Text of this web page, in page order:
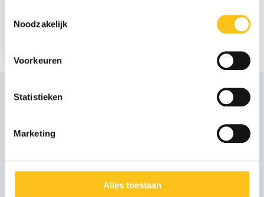
Noodzakelijk
Voorkeuren
Statistieken
Marketing
Alles toestaan
€ 30,80
op